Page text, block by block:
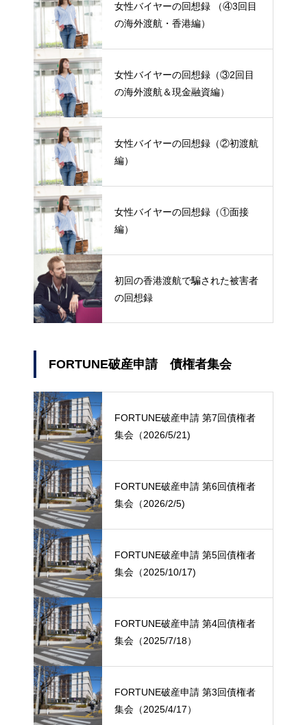
女性バイヤーの回想録 （④3回目
の海外渡航・香港編）
女性バイヤーの回想録（③2回目
の海外渡航＆現金融資編）
女性バイヤーの回想録（②初渡航
編）
女性バイヤーの回想録（①面接
編）
初回の香港渡航で騙された被害者
の回想録
FORTUNE破産申請 債権者集会
FORTUNE破産申請 第7回債権者
集会（2026/5/21)
FORTUNE破産申請 第6回債権者
集会（2026/2/5)
FORTUNE破産申請 第5回債権者
集会（2025/10/17)
FORTUNE破産申請 第4回債権者
集会（2025/7/18）
FORTUNE破産申請 第3回債権者
集会（2025/4/17）